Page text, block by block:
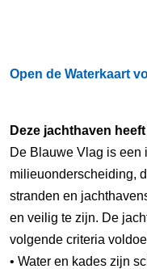
Open de Waterkaart
Deze jachthaven
De Blauwe Vlag is een
milieuonderscheiding,
stranden en
en veilig te zijn. De
volgende criteria
• Water en kades zijn